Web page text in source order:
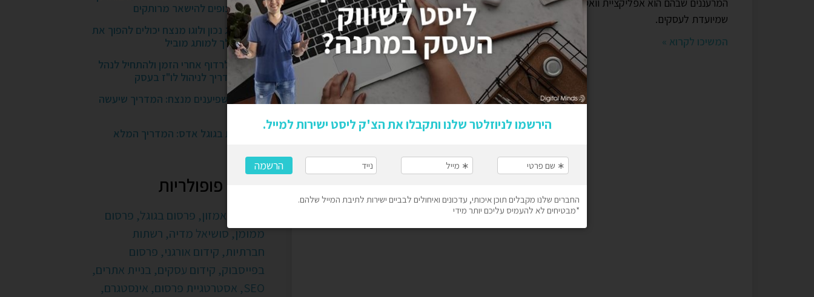
המרעננים שבהם הוא אפליקציית וואטסאפ
שמיועדת לעסקים.
המשיכו לקרוא »
תגרמו לצופים להישאר מרותקים
איך מיתוג נכון ולוגו מנצח יכולים להפוך את
העסק שלך למותג מוביל
להפסיק לרדוף אחרי הזמן ולהתחיל לנהל
אותו: המדריך לניהול לו"ז בעסק
קמפיין משפיענים מנצח: המדריך שיעשה
ציון איכות בגוגל אדס: המדריך המלא
תגיות פופולריות
פרסום באמזון, פרסום בגוגל, פרסום
ממומן, סושיאל מדיה, רשתות
חברתיות, קידום אורגני, פרסום
בפייסבוק, קידום עסקים, בניית אתרים,
SEO, אסטרטגיית פרסום, אינסטגרם,